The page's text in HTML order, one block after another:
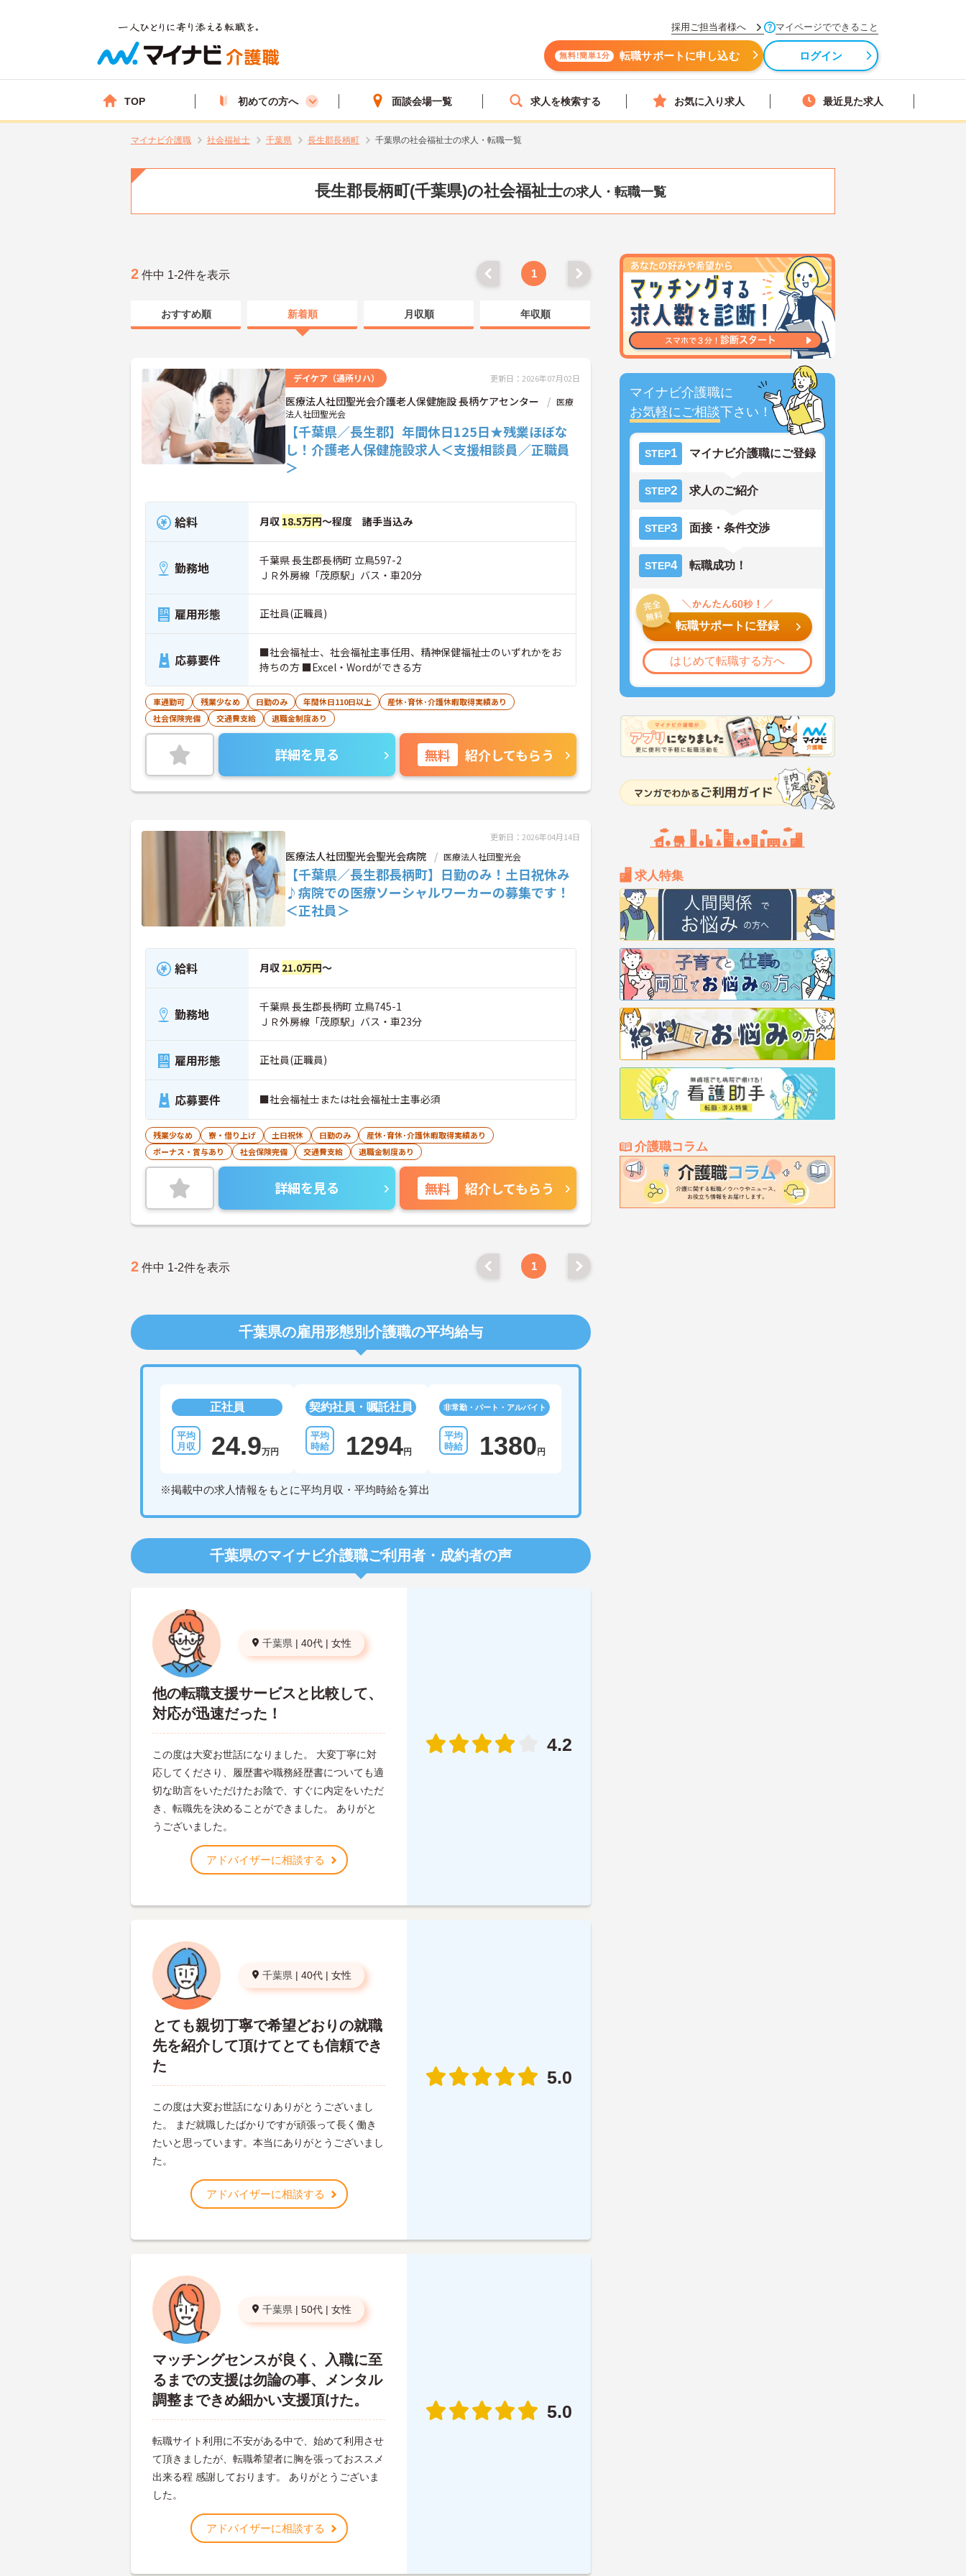
採用ご担当者様へ マイページでできること
無料!簡単1分 転職サポートに申し込む ログイン
TOP 初めての方へ 面談会場一覧 求人を検索する お気に入り求人 最近見た求人
マイナビ介護職 社会福祉士 千葉県 長生郡長柄町 千葉県の社会福祉士の求人・転職一覧
長生郡長柄町(千葉県)の社会福祉士の求人・転職一覧
マイナビ介護職に
お気軽にご相談下さい！
STEP1 マイナビ介護職にご登録
STEP2 求人のご紹介
STEP3 面接・条件交渉
STEP4 転職成功！
転職サポートに登録
はじめて転職する方へ
求人特集
介護職コラム
2 件中 1-2件を表示 1
おすすめ順 新着順 月収順 年収順
デイケア（通所リハ） 更新日：2026年07月02日
医療法人社団聖光会介護老人保健施設 長柄ケアセンター
医療
法人社団聖光会
【千葉県／長生郡】年間休日125日★残業ほぼな
し！介護老人保健施設求人＜支援相談員／正職員
＞
給料 月収 18.5万円～程度 諸手当込み
勤務地
千葉県 長生郡長柄町 立鳥597-2
ＪＲ外房線「茂原駅」バス・車20分
雇用形態 正社員(正職員)
応募要件
■社会福祉士、社会福祉主事任用、精神保健福祉士のいずれかをお
持ちの方 ■Excel・Wordができる方
車通勤可 残業少なめ 日勤のみ 年間休日110日以上
産休･育休･介護休暇取得実績あり
社会保険完備
交通費支給 退職金制度あり
詳細を見る 無料 紹介してもらう
更新日：2026年04月14日
医療法人社団聖光会聖光会病院 医療法人社団聖光会
【千葉県／長生郡長柄町】日勤のみ！土日祝休み
♪病院での医療ソーシャルワーカーの募集です！
＜正社員＞
給料 月収 21.0万円～
勤務地
千葉県 長生郡長柄町 立鳥745-1
ＪＲ外房線「茂原駅」バス・車23分
雇用形態 正社員(正職員)
応募要件 ■社会福祉士または社会福祉士主事必須
残業少なめ 寮・借り上げ 土日祝休 日勤のみ
産休･育休･介護休暇取得実績あり
ボーナス・賞与あり
社会保険完備 交通費支給 退職金制度あり
詳細を見る 無料 紹介してもらう
2 件中 1-2件を表示 1
千葉県の雇用形態別介護職の平均給与
正社員
24.9万円
契約社員・嘱託社員
1294円
非常勤・パート・アルバイト
1380 円
※掲載中の求人情報をもとに平均月収・平均時給を算出
千葉県のマイナビ介護職ご利用者・成約者の声
千葉県 | 40代 | 女性
他の転職支援サービスと比較して、
対応が迅速だった！
この度は大変お世話になりました。 大変丁寧に対
応してくださり、履歴書や職務経歴書についても適
切な助言をいただけたお陰で、すぐに内定をいただ
き、転職先を決めることができました。 ありがと
うございました。
アドバイザーに相談する
4.2
千葉県 | 40代 | 女性
とても親切丁寧で希望どおりの就職
先を紹介して頂けてとても信頼でき
た
この度は大変お世話になりありがとうございまし
た。 まだ就職したばかりですが頑張って長く働き
たいと思っています。本当にありがとうございまし
た。
アドバイザーに相談する
5.0
千葉県 | 50代 | 女性
マッチングセンスが良く、入職に至
るまでの支援は勿論の事、メンタル
調整まできめ細かい支援頂けた。
転職サイト利用に不安がある中で、始めて利用させ
て頂きましたが、転職希望者に胸を張っておススメ
出来る程 感謝しております。 ありがとうございま
した。
アドバイザーに相談する
5.0